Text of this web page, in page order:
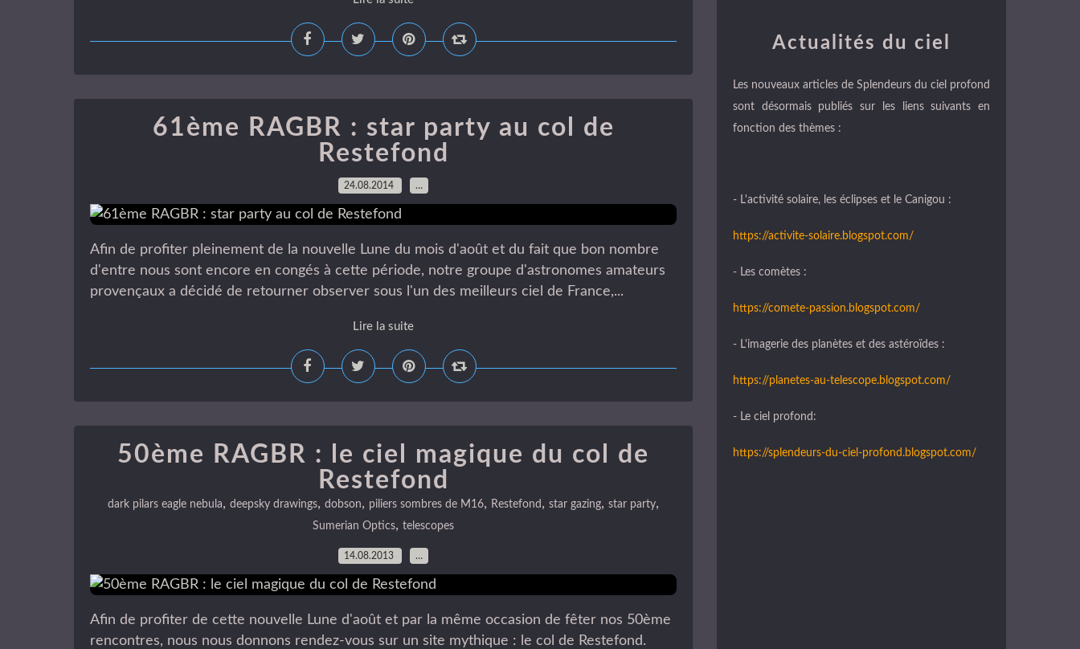
61ème RAGBR : star party au col de
Restefond
24.08.2014 …
Afin de profiter pleinement de la nouvelle Lune du mois d'août et du fait que bon nombre
d'entre nous sont encore en congés à cette période, notre groupe d'astronomes amateurs
provençaux a décidé de retourner observer sous l'un des meilleurs ciel de France,...
Lire la suite
50ème RAGBR : le ciel magique du col de
Restefond
dark pilars eagle nebula, deepsky drawings, dobson, piliers sombres de M16, Restefond , star gazing, star party,
Sumerian Optics, telescopes
14.08.2013 …
Afin de profiter de cette nouvelle Lune d'août et par la même occasion de fêter nos 50ème
rencontres, nous nous donnons rendez-vous sur un site mythique : le col de Restefond.
Actualités du ciel
Les nouveaux articles de Splendeurs du ciel profond
sont désormais publiés sur les liens suivants en
fonction des thèmes :
- L'activité solaire, les éclipses et le Canigou :
https://activite-solaire.blogspot.com/
- Les comètes :
https://comete-passion.blogspot.com/
- L'imagerie des planètes et des astéroïdes :
https://planetes-au-telescope.blogspot.com/
- Le ciel profond:
https://splendeurs-du-ciel-profond.blogspot.com/